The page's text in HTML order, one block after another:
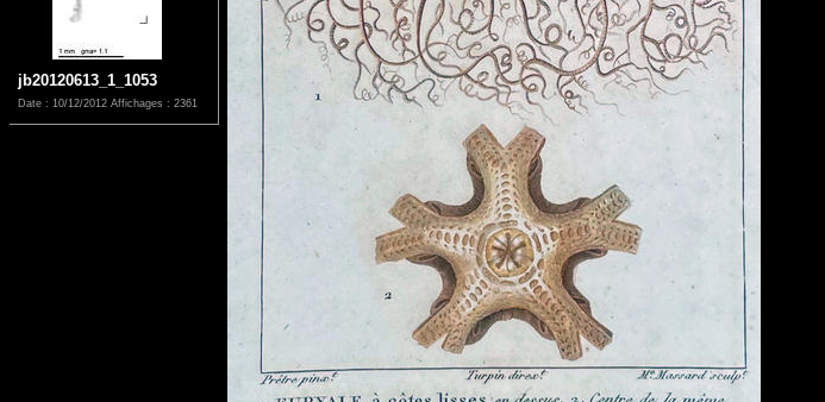
jb20120613_1_1053
Date : 10/12/2012 Affichages : 2361